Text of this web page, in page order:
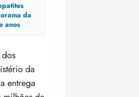
da
anos
da
entrega